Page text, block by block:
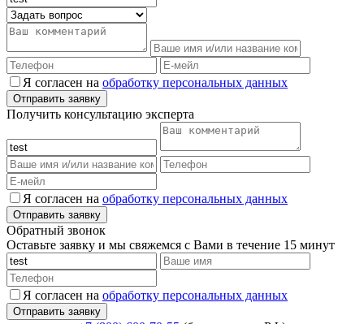
Я согласен на обработку персональных данных
Получить консультацию эксперта
Я согласен на обработку персональных данных
Обратный звонок
Оставьте заявку и мы свяжемся с Вами в течение 15 минут
Я согласен на обработку персональных данных